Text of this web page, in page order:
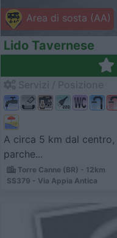
Area di sosta (AA)
Lido Tavernese
A circa 5 km dal
parche...
Torre Canne (BR) - 12km
SS379 - Via Appia Antica